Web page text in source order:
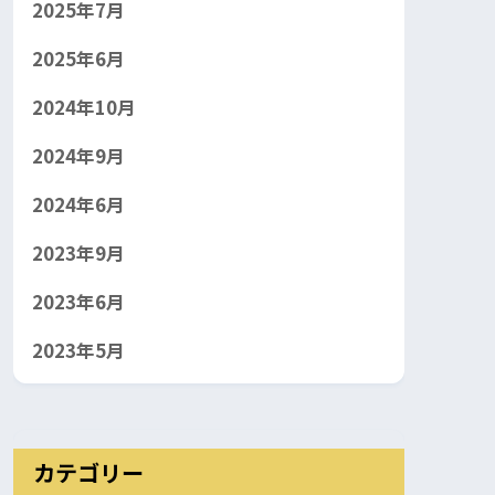
2025年7月
2025年6月
2024年10月
2024年9月
2024年6月
2023年9月
2023年6月
2023年5月
カテゴリー